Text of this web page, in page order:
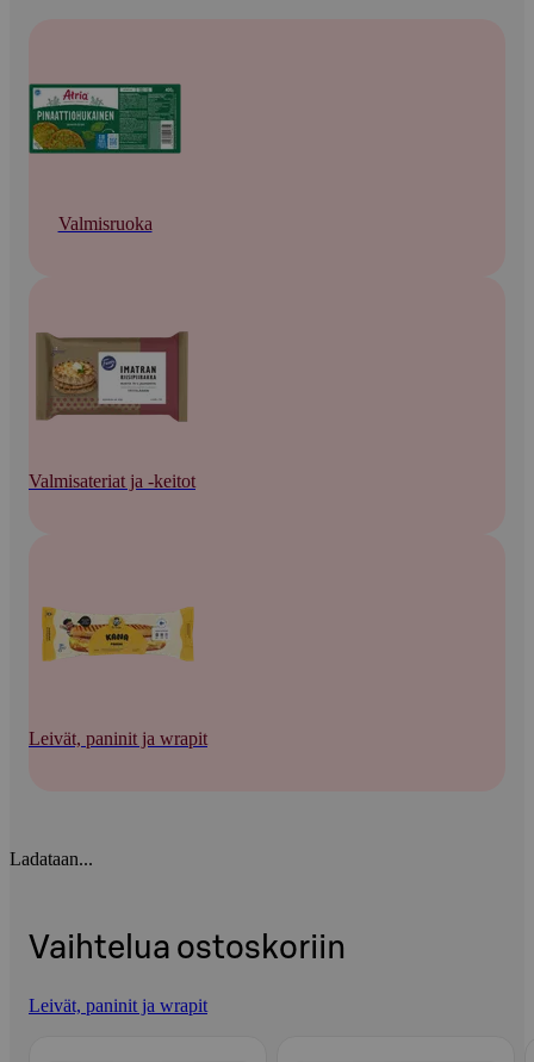
Valmisruoka
Valmisateriat ja -keitot
Leivät, paninit ja wrapit
Ladataan...
Vaihtelua ostoskoriin
Leivät, paninit ja wrapit